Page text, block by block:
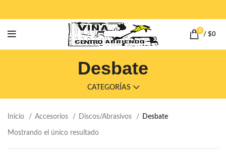
0
/ $0
Desbate
CATEGORÍAS
Inicio Accesorios Discos/Abrasivos Desbate
Mostrando el único resultado